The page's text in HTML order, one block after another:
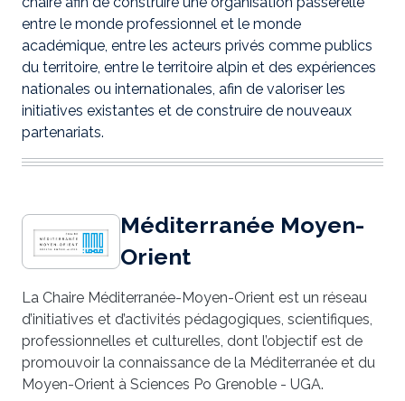
entre le monde professionnel et le monde
académique, entre les acteurs privés comme publics
du territoire, entre le territoire alpin et des expériences
nationales ou internationales, afin de valoriser les
initiatives existantes et de construire de nouveaux
partenariats.
Méditerranée Moyen-
Orient
La Chaire Méditerranée-Moyen-Orient est un réseau
d’initiatives et d’activités pédagogiques, scientifiques,
professionnelles et culturelles, dont l’objectif est de
promouvoir la connaissance de la Méditerranée et du
Moyen-Orient à Sciences Po Grenoble - UGA.